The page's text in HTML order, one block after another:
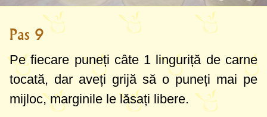
Pas 9
Pe fiecare puneți câte 1 lingurițăde carne
tocată, dar aveți grijă să o puneți mai pe
mijloc, marginile le lăsați libere.